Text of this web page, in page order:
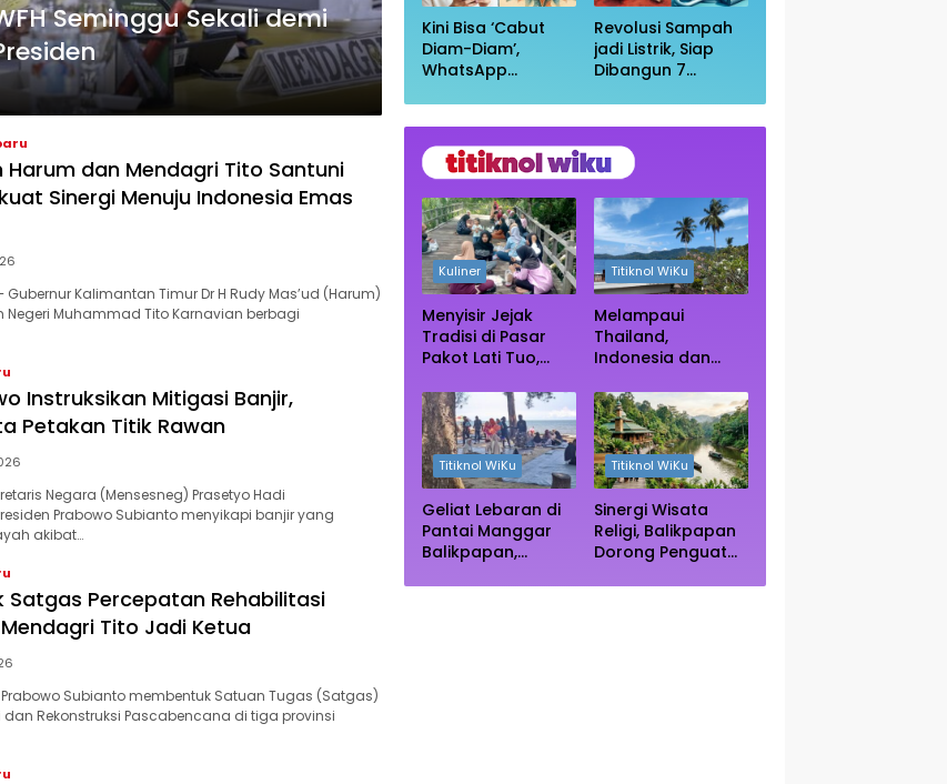
Seminggu Sekali demi
Harum dan Mendagri Tito Santuni
Sinergi Menuju Indonesia Emas
– Gubernur Kalimantan Timur Dr H Rudy Mas’ud (Harum)
Negeri Muhammad Tito Karnavian berbagi
Instruksikan Mitigasi Banjir,
Petakan Titik Rawan
Negara (Mensesneg) Prasetyo Hadi
Prabowo Subianto menyikapi banjir yang
akibat…
Satgas Percepatan Rehabilitasi
Tito Jadi Ketua
Prabowo Subianto membentuk Satuan Tugas (Satgas)
Rekonstruksi Pascabencana di tiga provinsi
Kini Bisa ‘Cabut
Diam-Diam’,
WhatsApp
Keluar Grup
Tanpa Ketahuan
Revolusi Sampah
jadi Listrik, Siap
Dibangun 7
Raksasa dengan
Sekitar 200 MW
Kuliner
Menyisir Jejak
Tradisi di Pasar
Pakot Lati Tuo,
Tengah Rimba
Mangrove Paser
Titiknol WiKu
Melampaui
Thailand,
Indonesia dan
Primadona Wisata
Autentik Dunia
Titiknol WiKu
Geliat Lebaran di
Pantai Manggar
Balikpapan,
Titiknol WiKu
Sinergi Wisata
Religi, Balikpapan
Dorong Penguatan